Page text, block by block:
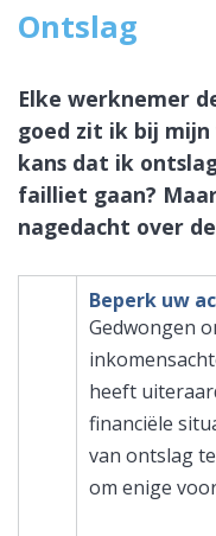
Ontslag
Elke werknemer
goed zit ik bij
kans dat ik
failliet gaan?
nagedacht over
Beperk uw
Gedwongen
heeft
financiële
van ontslag
om enige